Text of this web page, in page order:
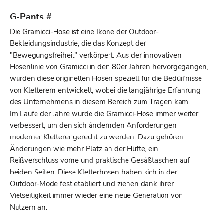
G-Pants #
Die Gramicci-Hose ist eine Ikone der Outdoor-
Bekleidungsindustrie, die das Konzept der
"Bewegungsfreiheit" verkörpert. Aus der innovativen
Hosenlinie von Gramicci in den 80er Jahren hervorgegangen,
wurden diese originellen Hosen speziell für die Bedürfnisse
von Kletterern entwickelt, wobei die langjährige Erfahrung
des Unternehmens in diesem Bereich zum Tragen kam.
Im Laufe der Jahre wurde die Gramicci-Hose immer weiter
verbessert, um den sich ändernden Anforderungen
moderner Kletterer gerecht zu werden. Dazu gehören
Änderungen wie mehr Platz an der Hüfte, ein
Reißverschluss vorne und praktische Gesäßtaschen auf
beiden Seiten. Diese Kletterhosen haben sich in der
Outdoor-Mode fest etabliert und ziehen dank ihrer
Vielseitigkeit immer wieder eine neue Generation von
Nutzern an.